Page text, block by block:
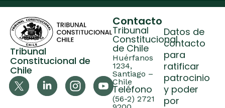
Tribunal
Constitucional de
Chile
Contacto
Tribunal
Constitucional
de Chile
Huérfanos
1234,
Santiago –
Chile
Teléfono
(56-2) 2721
Datos de
contacto
para
ratificar
patrocinio
y poder
por